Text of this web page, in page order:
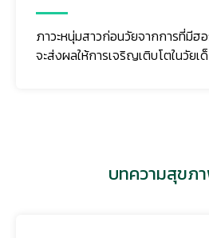
ภาวะหนุ่มสาวก่อนวัยจากการที่มีฮ
จะส่งผลให้การเจริญเติบโตในวัยเ
บทความสุขภ